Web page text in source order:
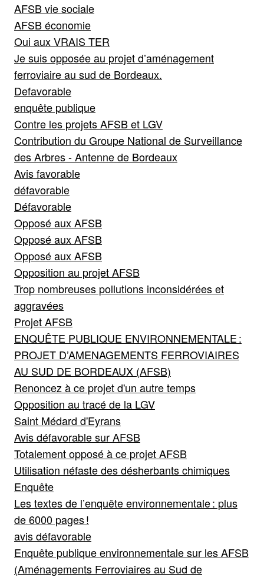
AFSB vie sociale
AFSB économie
Oui aux VRAIS TER
Je suis opposée au projet d’aménagement
ferroviaire au sud de Bordeaux.
Defavorable
enquête publique
Contre les projets AFSB et LGV
Contribution du Groupe National de Surveillance
des Arbres - Antenne de Bordeaux
Avis favorable
défavorable
Défavorable
Opposé aux AFSB
Opposé aux AFSB
Opposé aux AFSB
Opposition au projet AFSB
Trop nombreuses pollutions inconsidérées et
aggravées
Projet AFSB
ENQUÊTE PUBLIQUE ENVIRONNEMENTALE :
PROJET D’AMENAGEMENTS FERROVIAIRES
AU SUD DE BORDEAUX (AFSB)
Renoncez à ce projet d'un autre temps
Opposition au tracé de la LGV
Saint Médard d'Eyrans
Avis défavorable sur AFSB
Totalement opposé à ce projet AFSB
Utilisation néfaste des désherbants chimiques
Enquête
Les textes de l’enquête environnementale : plus
de 6000 pages !
avis défavorable
Enquête publique environnementale sur les AFSB
(Aménagements Ferroviaires au Sud de